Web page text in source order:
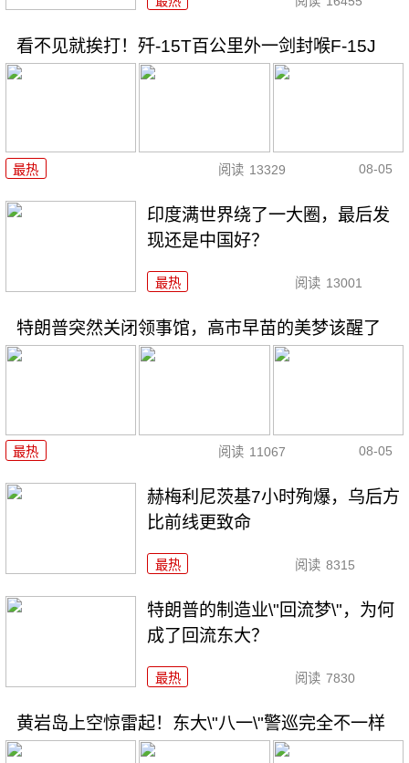
看不见就挨打！歼-15T百公里外一剑封喉F-15J
最热 阅读 13329 08-05
印度满世界绕了一大圈，最后发
现还是中国好？
最热 阅读 13001
特朗普突然关闭领事馆，高市早苗的美梦该醒了
最热 阅读 11067 08-05
赫梅利尼茨基7小时殉爆，乌后方
比前线更致命
最热 阅读 8315
特朗普的制造业\"回流梦\"，为何
成了回流东大？
最热 阅读 7830
黄岩岛上空惊雷起！东大\"八一\"警巡完全不一样